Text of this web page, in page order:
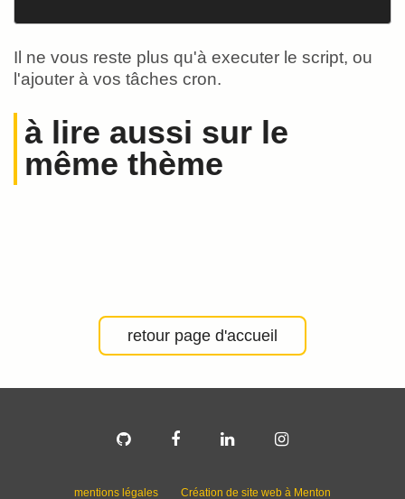
Il ne vous reste plus qu'à executer le script, ou
l'ajouter à vos tâches cron.
à lire aussi sur le
même thème
retour page d'accueil
mentions légales Création de site web à Menton